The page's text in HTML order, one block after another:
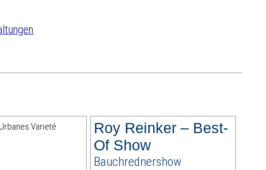
Roy Reinker – Best-
Of Show
Bauchrednershow